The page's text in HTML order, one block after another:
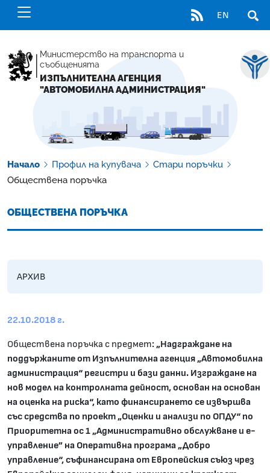
RSS EN
Министерство на транспорта и
съобщенията
ИЗПЪЛНИТЕЛНА АГЕНЦИЯ
"АВТОМОБИЛНА АДМИНИСТРАЦИЯ"
Начало Профил на купувача
Стари поръчки
Обществена поръчка
ОБЩЕСТВЕНА ПОРЪЧКА
АРХИВ
22.10.2018 г.
Обществена поръчка с предмет: „Надграждане на
поддържаните от Изпълнителна агенция „Автомобилна
администрация“ регистри и бази данни. Изграждане на
нов модел на контролната дейност, основан на основан
на оценка на риска“, като финансирането се извършва
със средства по проект „Оценки и анализи по ОПДУ“ по
Приоритетна ос 1 „Административно обслужване и е-
управление” на Оперативна програма „Добро
управление“, съфинансирана от Европейския съюз чрез